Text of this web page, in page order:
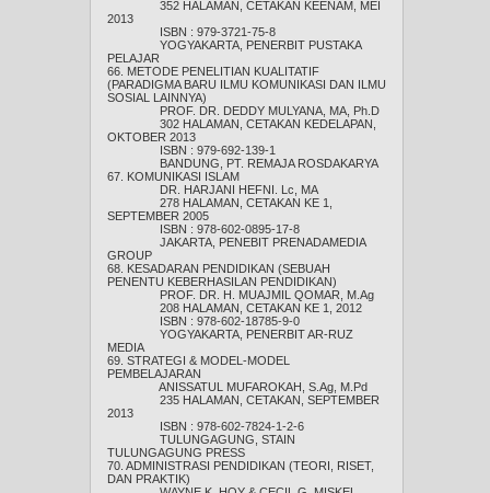
352 HALAMAN, CETAKAN KEENAM, MEI
2013
ISBN : 979-3721-75-8
YOGYAKARTA, PENERBIT PUSTAKA
PELAJAR
66. METODE PENELITIAN KUALITATIF
(PARADIGMA BARU ILMU KOMUNIKASI DAN ILMU
SOSIAL LAINNYA)
PROF. DR. DEDDY MULYANA, MA, Ph.D
302 HALAMAN, CETAKAN KEDELAPAN,
OKTOBER 2013
ISBN : 979-692-139-1
BANDUNG, PT. REMAJA ROSDAKARYA
67. KOMUNIKASI ISLAM
DR. HARJANI HEFNI. Lc, MA
278 HALAMAN, CETAKAN KE 1,
SEPTEMBER 2005
ISBN : 978-602-0895-17-8
JAKARTA, PENEBIT PRENADAMEDIA
GROUP
68. KESADARAN PENDIDIKAN (SEBUAH
PENENTU KEBERHASILAN PENDIDIKAN)
PROF. DR. H. MUAJMIL QOMAR, M.Ag
208 HALAMAN, CETAKAN KE 1, 2012
ISBN : 978-602-18785-9-0
YOGYAKARTA, PENERBIT AR-RUZ
MEDIA
69. STRATEGI & MODEL-MODEL
PEMBELAJARAN
ANISSATUL MUFAROKAH, S.Ag, M.Pd
235 HALAMAN, CETAKAN, SEPTEMBER
2013
ISBN : 978-602-7824-1-2-6
TULUNGAGUNG, STAIN
TULUNGAGUNG PRESS
70. ADMINISTRASI PENDIDIKAN (TEORI, RISET,
DAN PRAKTIK)